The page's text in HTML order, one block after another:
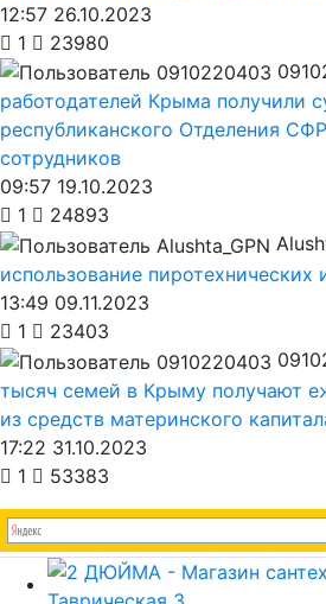
12:57 26.10.2023
1
23980
работодателей Крыма получили
республиканского Отделения
сотрудников
09:57 19.10.2023
1
24893
использование пиротехнических
13:49 09.11.2023
1
23403
тысяч семей в Крыму получают
из средств материнского
17:22 31.10.2023
1
53383